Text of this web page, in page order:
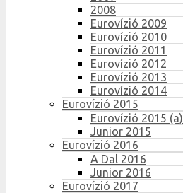
2008
Eurovízió 2009
Eurovízió 2010
Eurovízió 2011
Eurovízió 2012
Eurovízió 2013
Eurovízió 2014
Eurovízió 2015
Eurovízió 2015 (a)
Junior 2015
Eurovízió 2016
A Dal 2016
Junior 2016
Eurovízió 2017